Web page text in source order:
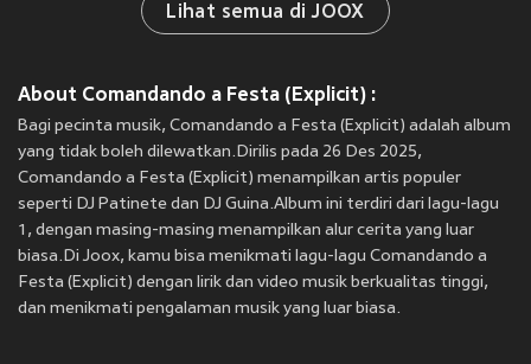
Lihat semua di JOOX
About Comandando a Festa (Explicit) :
Bagi pecinta musik, Comandando a Festa (Explicit) adalah album
yang tidak boleh dilewatkan.Dirilis pada 26 Des 2025,
Comandando a Festa (Explicit) menampilkan artis populer
seperti DJ Patinete dan DJ Guina.Album ini terdiri dari lagu-lagu
1, dengan masing-masing menampilkan alur cerita yang luar
biasa.Di Joox, kamu bisa menikmati lagu-lagu Comandando a
Festa (Explicit) dengan lirik dan video musik berkualitas tinggi,
dan menikmati pengalaman musik yang luar biasa.